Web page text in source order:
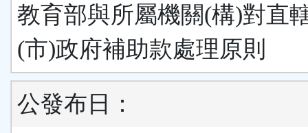
教育部與所屬機關(構)對直
(市)政府補助款處理原則
公發布日：